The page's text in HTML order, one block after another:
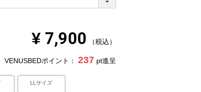
¥ 7,900 税込
VENUSBEDポイント： 237 pt進呈
LLサイズ